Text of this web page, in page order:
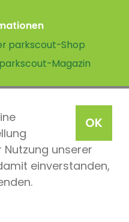
OK
Nutzung unserer
einverstanden,
parkscout-Shop
Magazin
der Parkteam AG